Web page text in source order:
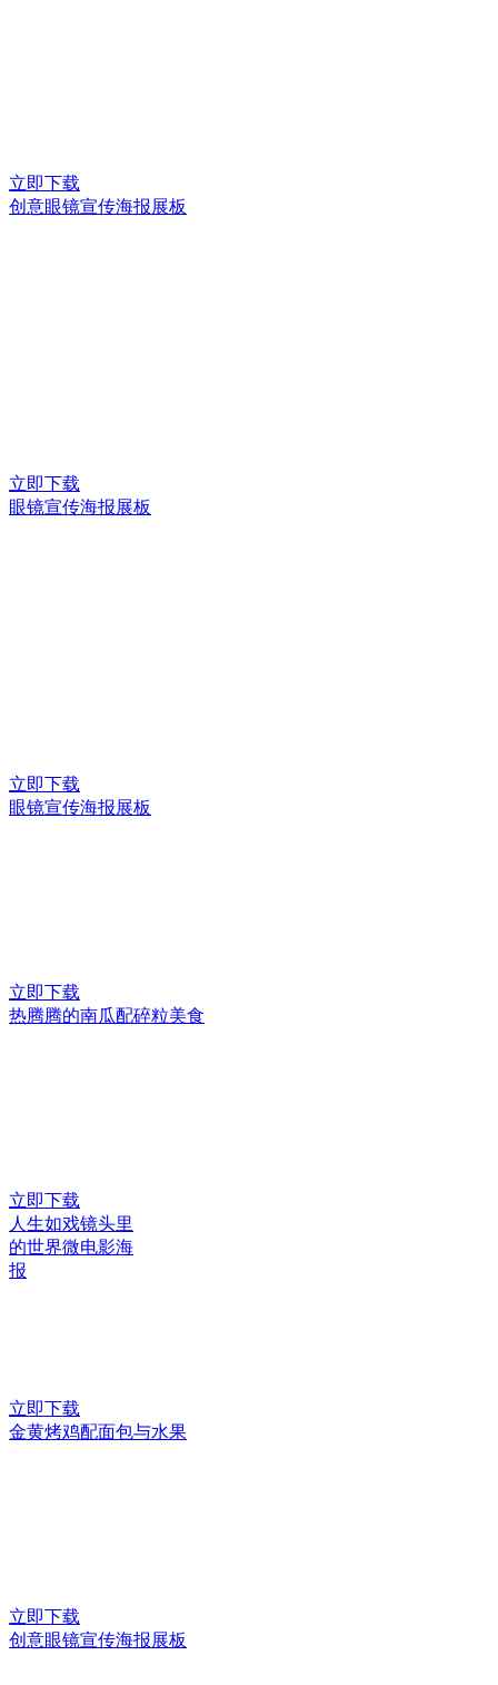
立即下载
创意眼镜宣传海报展板
立即下载
眼镜宣传海报展板
立即下载
眼镜宣传海报展板
立即下载
热腾腾的南瓜配碎粒美食
立即下载
人生如戏镜头里
的世界微电影海
报
立即下载
金黄烤鸡配面包与水果
立即下载
创意眼镜宣传海报展板